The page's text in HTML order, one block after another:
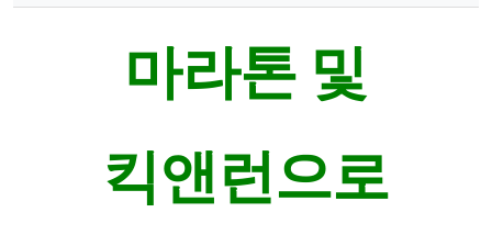
마라톤 및
킥앤런으로